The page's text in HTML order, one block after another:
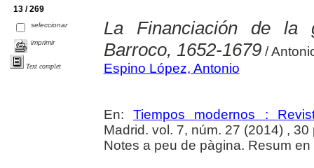
13 / 269
seleccionar
imprimir
Text complet
La Financiación de la
Barroco, 1652-1679/
Espino López, Antonio
En: Tiempos modernos :
Madrid. vol. 7, núm. 27 (2014) , 30
Notes a peu de pàgina. Resum